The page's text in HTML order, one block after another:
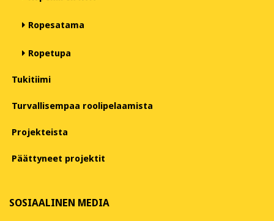
Ropesatama
Ropetupa
Tukitiimi
Turvallisempaa roolipelaamista
Projekteista
Päättyneet projektit
SOSIAALINEN MEDIA